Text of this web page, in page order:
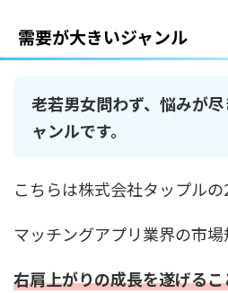
需要が大きいジャンル
老若男女問わず、悩みが
ャンルです。
こちらは株式会社タップルの
マッチングアプリ業界の市
右肩上がりの成長を遂げる